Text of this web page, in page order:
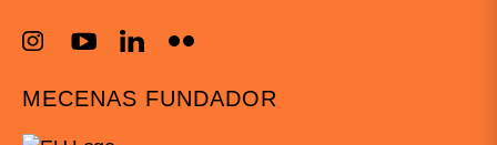
MECENAS FUNDADOR